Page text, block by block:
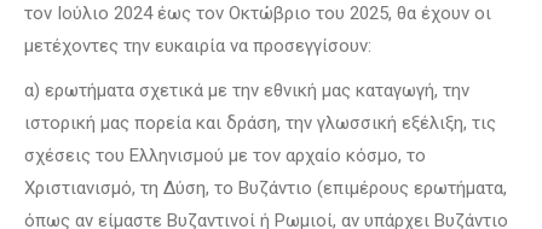
τον Ιούλιο 2024 έως τον Οκτώβριο του 2025, θα έχουν οι
μετέχοντες την ευκαιρία να προσεγγίσουν:
α) ερωτήματα σχετικά με την εθνική μας καταγωγή, την
ιστορική μας πορεία και δράση, την γλωσσική εξέλιξη, τις
σχέσεις του Ελληνισμού με τον αρχαίο κόσμο, το
Χριστιανισμό, τη Δύση, το Βυζάντιο (επιμέρους ερωτήματα,
όπως αν είμαστε Βυζαντινοί ή Ρωμιοί, αν υπάρχει Βυζάντιο